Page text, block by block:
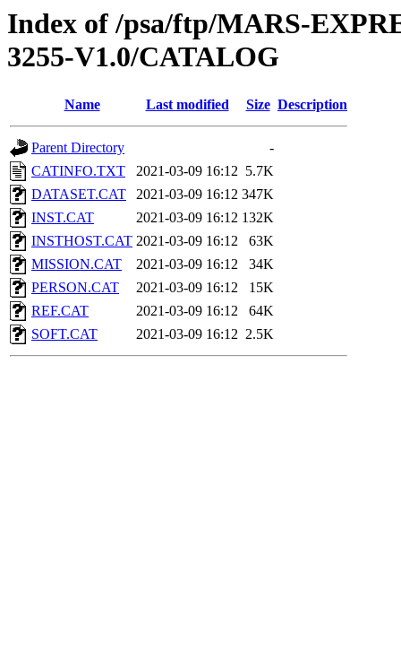
Index of /psa/ftp/MARS-
3255-V1.0/CATALOG
Name Last modified Size Description
Parent Directory
-
CATINFO.TXT
2021-03-09 16:12 5.7K
DATASET.CAT
2021-03-09 16:12 347K
INST.CAT
2021-03-09 16:12 132K
INSTHOST.CAT 2021-03-09 16:12
63K
MISSION.CAT
2021-03-09 16:12
34K
PERSON.CAT
2021-03-09 16:12
15K
REF.CAT
2021-03-09 16:12
64K
SOFT.CAT
2021-03-09 16:12 2.5K